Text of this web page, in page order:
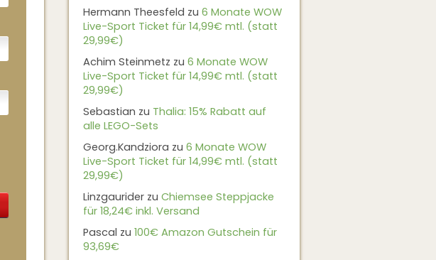
Hermann Theesfeld zu 6 Monate WOW
Live-Sport Ticket für 14,99€ mtl. (statt
29,99€)
Achim Steinmetz zu 6 Monate WOW
Live-Sport Ticket für 14,99€ mtl. (statt
29,99€)
Sebastian zu Thalia: 15% Rabatt auf
alle LEGO-Sets
Georg.Kandziora zu 6 Monate WOW
Live-Sport Ticket für 14,99€ mtl. (statt
29,99€)
Linzgaurider zu Chiemsee Steppjacke
für 18,24€ inkl. Versand
Pascal zu 100€ Amazon Gutschein für
93,69€